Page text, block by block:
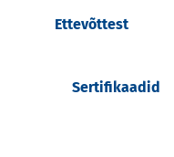
Ettevõttest
Sertifikaadid